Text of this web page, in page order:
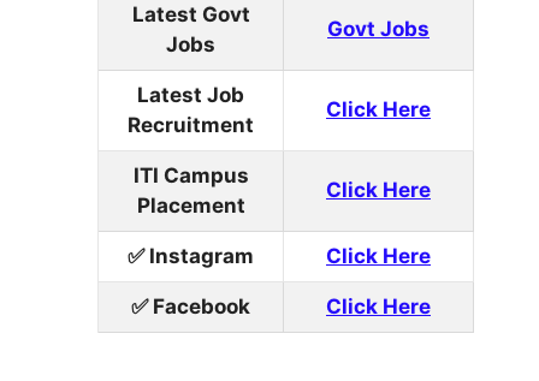
Latest Govt
Jobs
Govt Jobs
Latest Job
Recruitment
Click Here
ITI Campus
Placement
Click Here
✅ Instagram Click Here
✅ Facebook Click Here